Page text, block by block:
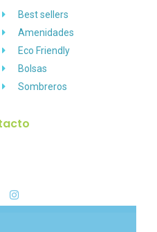
Best sellers
Amenidades
Eco Friendly
Bolsas
Sombreros